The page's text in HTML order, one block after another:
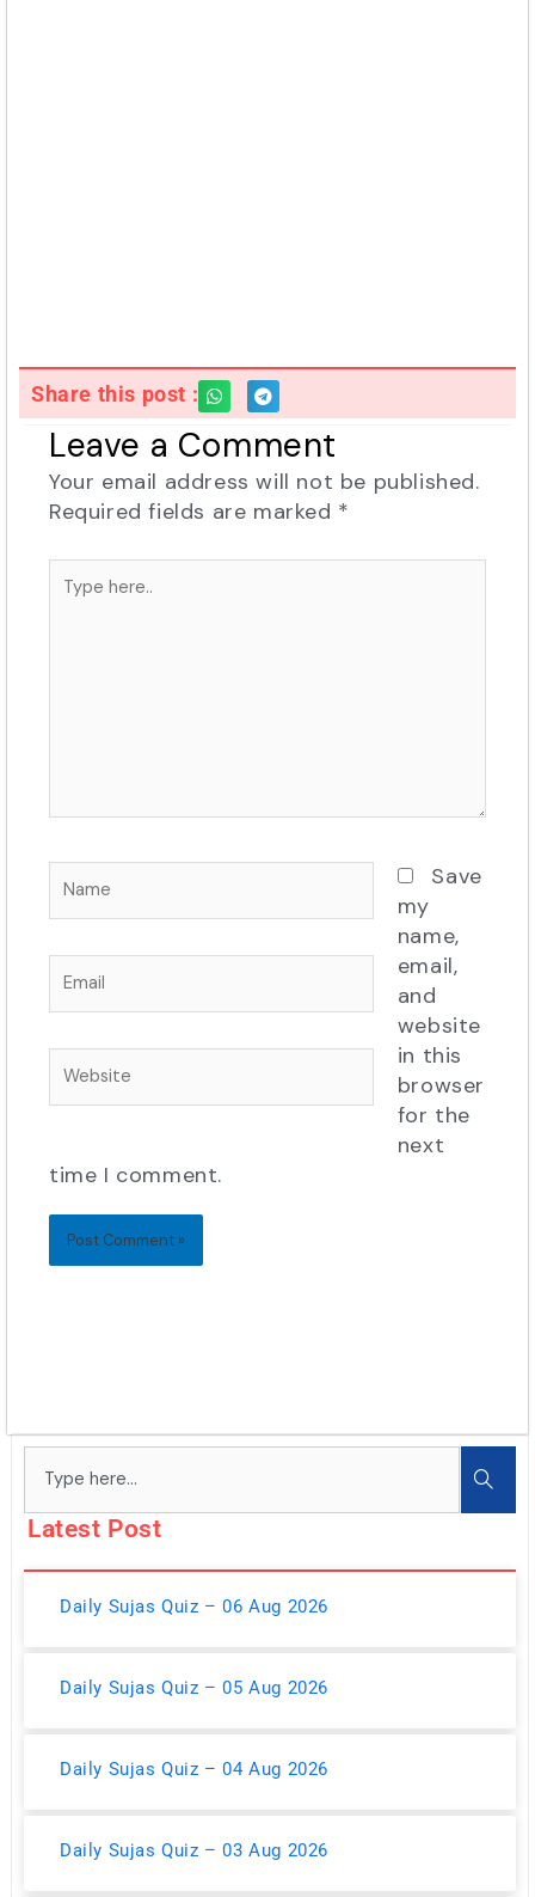
Share this post :
Leave a Comment
Your email address will not be published.
Required fields are marked *
Type
here..
Name
Email
Save
my
name,
email,
and
website
in this
browser
for the
next
time I comment.
Latest Post
Daily Sujas Quiz – 06 Aug 2026
Daily Sujas Quiz – 05 Aug 2026
Daily Sujas Quiz – 04 Aug 2026
Daily Sujas Quiz – 03 Aug 2026